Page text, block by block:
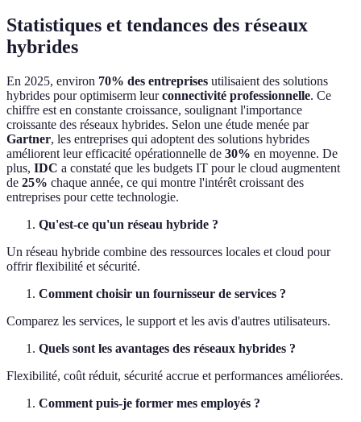
Statistiques et tendances des réseaux
hybrides
En 2025, environ 70% des entreprises utilisaient des solutions
hybrides pour optimiserm leurconnectivité professionnelle. Ce
chiffre est en constante croissance, soulignant l'importance
croissante des réseaux hybrides. Selon une étude menée par
Gartner, les entreprises qui adoptent des solutions hybrides
améliorent leur efficacité opérationnelle de 30% en moyenne. De
plus, IDC a constaté que les budgets IT pour le cloud augmentent
de 25% chaque année, ce qui montre l'intérêt croissant des
entreprises pour cette technologie.
Qu'est-ce qu'un réseau hybride ?
Un réseau hybride combine des ressources locales et cloud pour
offrir flexibilité et sécurité.
Comment choisir un fournisseur de services ?
Comparez les services, le support et les avis d'autres utilisateurs.
Quels sont les avantages des réseaux hybrides ?
Flexibilité, coût réduit, sécurité accrue et performances améliorées.
Comment puis-je former mes employés ?